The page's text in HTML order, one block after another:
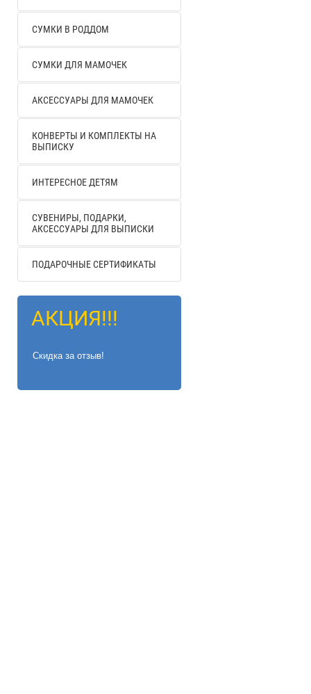
СУМКИ В РОДДОМ
СУМКИ ДЛЯ МАМОЧЕК
АКСЕССУАРЫ ДЛЯ МАМОЧЕК
КОНВЕРТЫ И КОМПЛЕКТЫ НА
ВЫПИСКУ
ИНТЕРЕСНОЕ ДЕТЯМ
СУВЕНИРЫ, ПОДАРКИ,
АКСЕССУАРЫ ДЛЯ ВЫПИСКИ
ПОДАРОЧНЫЕ СЕРТИФИКАТЫ
АКЦИЯ!!!
Скидка за отзыв!